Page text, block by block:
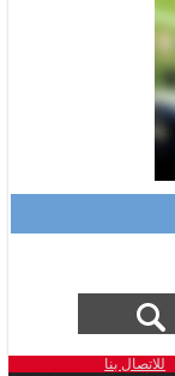
للاتصال بنا